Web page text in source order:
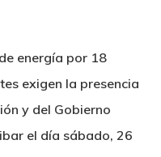
energía por 18
exigen la presencia
y del Gobierno
el día sábado, 26